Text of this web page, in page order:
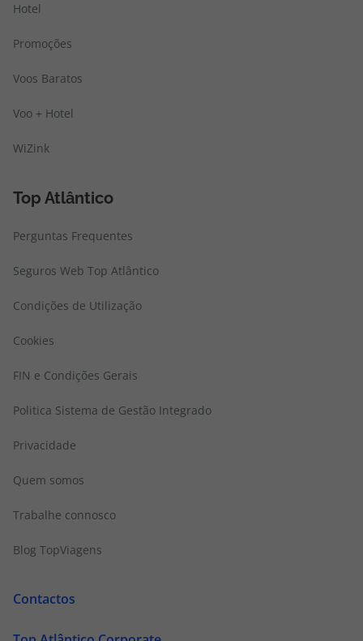
Hotel
Promoções
Voos Baratos
Voo + Hotel
WiZink
Top Atlântico
Perguntas Frequentes
Seguros Web Top Atlântico
Condições de Utilização
Cookies
FIN e Condições Gerais
Politica Sistema de Gestão Integrado
Privacidade
Quem somos
Trabalhe connosco
Blog TopViagens
Contactos